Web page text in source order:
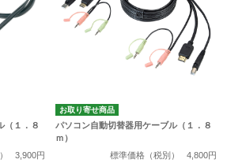
（１．８
3,900円
お取り寄せ商品
パソコン自動切替器用ケーブル（１．８
ｍ）
標準価格（税別）
4,800円